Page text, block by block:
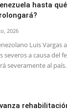
hasta
2026
Luis Vargas
severos a causa del
severamente al